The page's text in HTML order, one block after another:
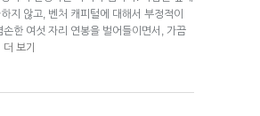
지 않고, 벤처 캐피털에 대해서 부정적이
손한 여섯 자리 연봉을 벌어들이면서, 가끔
더 보기